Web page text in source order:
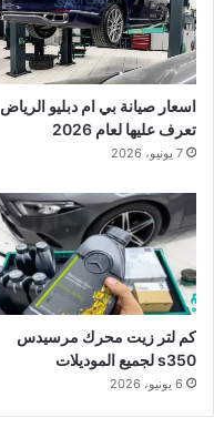
اسعار صيانة بي ام دبليو الرياض
تعرف عليها لعام 2026
7 يونيو، 2026
كم لتر زيت محرك مرسيدس
s350 لجميع الموديلات
6 يونيو، 2026